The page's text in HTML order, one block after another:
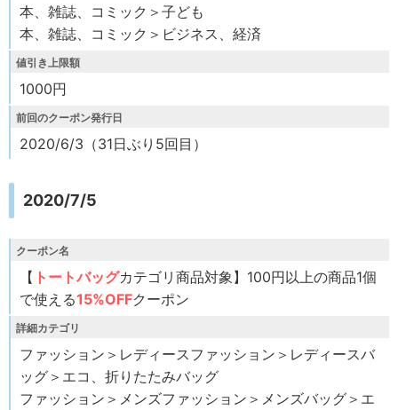
本、雑誌、コミック＞子ども
本、雑誌、コミック＞ビジネス、経済
値引き上限額
1000円
前回のクーポン発行日
2020/6/3（31日ぶり5回目）
2020/7/5
クーポン名
【 トートバッグカテゴリ商品対象】100円以上の商品1個
で使える15%OFFクーポン
詳細カテゴリ
ファッション＞レディースファッション＞レディースバ
ッグ＞エコ、折りたたみバッグ
ファッション＞メンズファッション＞メンズバッグ＞エ